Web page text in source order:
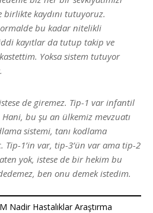
kaydını tutuyoruz.
bu kadar nitelikli
kayıtlar da tutup takip ve
Yoksa sistem tutuyor
de giremez. Tip-1 var infantil
bu şu an ülkemiz mevzuatı
sistemi, tanı kodlama
1’in var, tip-3’ün var ama tip-2
yok, istese de bir hekim bu
ben onu demek istedim.
Nadir Hastalıklar Araştırma